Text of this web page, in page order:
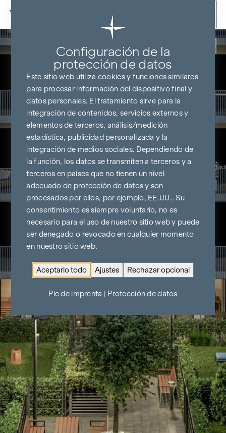
Ir al contenido
Volver
Configuración de la
protección de datos
Este sitio web utiliza cookies y funciones similares
para procesar información del dispositivo final y
datos personales. El tratamiento sirve para la
integración de contenidos, servicios externos y
elementos de terceros, análisis/medición
estadística, publicidad personalizada y la
integración de medios sociales. Dependiendo de
la función, los datos se transmiten a terceros y a
terceros en países que no tienen un nivel
adecuado de protección de datos y son
procesados por ellos, por ejemplo, EE.UU.. Su
consentimiento es siempre voluntario, no es
necesario para el uso de nuestro sitio web y puede
ser denegado o revocado en cualquier momento
en nuestro sitio web.
Aceptarlo todo Ajustes Rechazar opcional
Pie de imprenta Protección de datos